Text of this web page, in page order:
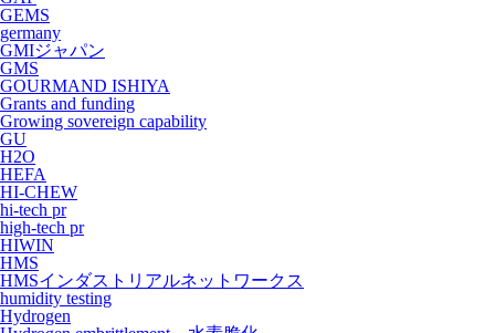
GEMS
germany
GMIジャパン
GMS
GOURMAND ISHIYA
Grants and funding
Growing sovereign capability
GU
H2O
HEFA
HI-CHEW
hi-tech pr
high-tech pr
HIWIN
HMS
HMSインダストリアルネットワークス
humidity testing
Hydrogen